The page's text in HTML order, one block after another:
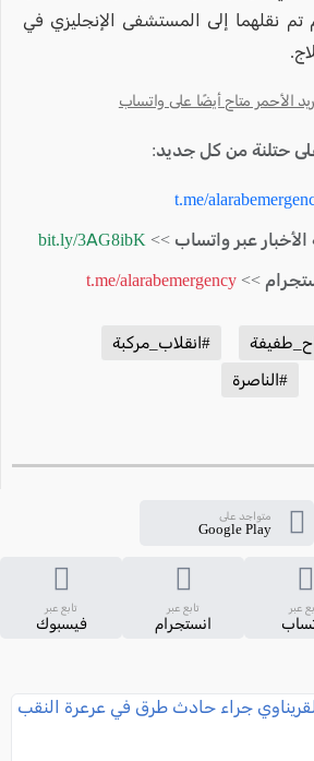
تم نقلهما إلى المستشفى الإنجليزي في
الأحمر متاح أيضًا على واتساب
حتلنة من كل جديد:
t.me/
عبر واتساب >> bit.ly/3AG8ibK
>>
t.me/alarabemergency
#انقلاب_مركبة
#الناصرة
متواجد على
Google Play
عبر تابع عبر
انستجرام
تابع عبر
فيسبوك